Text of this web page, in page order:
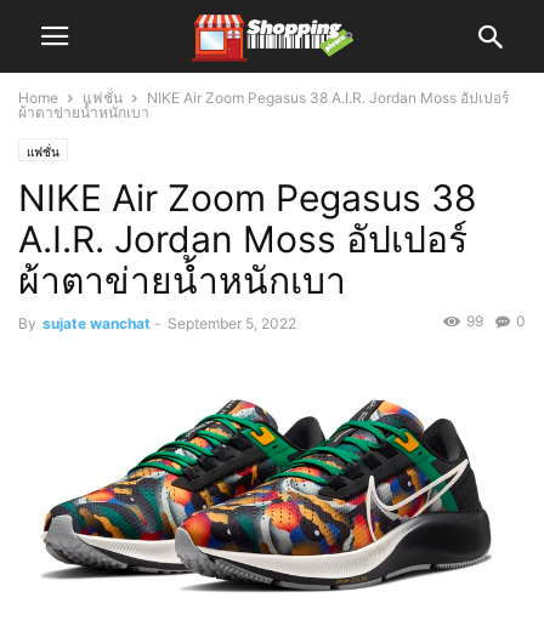
Home แฟชั่น
NIKE Air Zoom Pegasus 38 A.I.R. Jordan Moss อัปเปอร์
ผ้าตาข่ายน้ำหนักเบา
แฟชั่น
NIKE Air Zoom Pegasus 38
A.I.R. Jordan Moss อัปเปอร์
ผ้าตาข่ายน้ำหนักเบา
By sujate wanchat - September 5, 2022 0
99